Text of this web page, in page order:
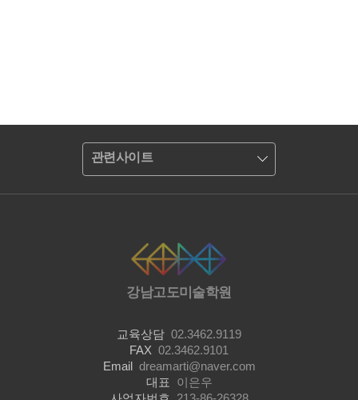
관련사이트
강남고도미술학원
교육상담 02.3462.9119
FAX 02.3462.9101
Email dreamarti@naver.com
대표
이은우